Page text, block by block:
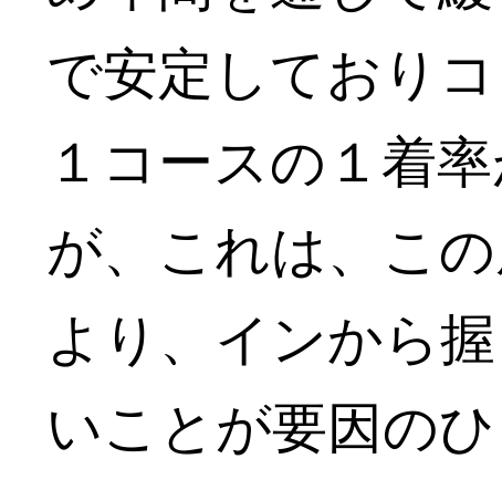
で安定しており
１コースの１着
が、これは、こ
より、インから
いことが要因のひ